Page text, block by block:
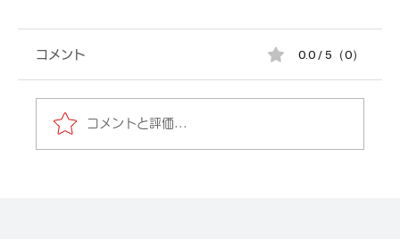
コメント 0.0 / 5（0）
コメントと評価...